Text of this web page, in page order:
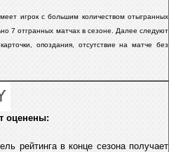
игрок с большим количеством отыгранных
7 отгранных матчax в сезоне.
Далее следуют
опоздания, отсутствие на матче без
оценены:
рейтинга в конце сезона получает